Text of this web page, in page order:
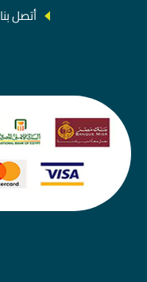
أتصل بنا